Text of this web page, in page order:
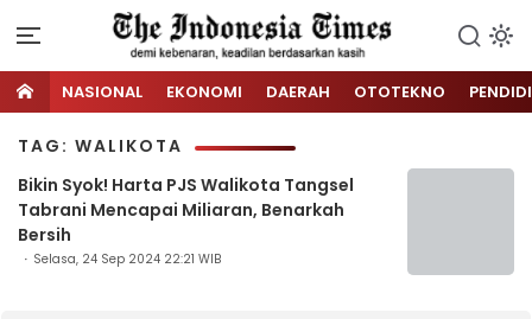
NASIONAL EKONOMI DAERAH OTOTEKNO
TAG: WALIKOTA
Bikin Syok! Harta PJS Walikota Tangsel
Tabrani Mencapai Miliaran, Benarkah
Bersih
Selasa, 24 Sep 2024 22:21 WIB